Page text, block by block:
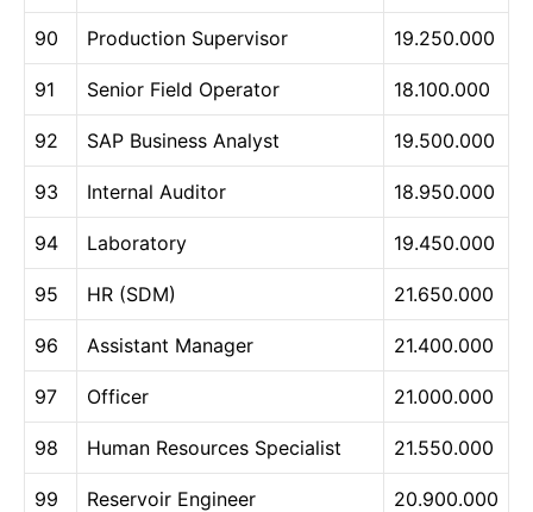
90 Production Supervisor 19.250.000
91 Senior Field Operator 18.100.000
92 SAP Business Analyst 19.500.000
93 Internal Auditor 18.950.000
94 Laboratory 19.450.000
95 HR (SDM) 21.650.000
96 Assistant Manager 21.400.000
97 Officer 21.000.000
98 Human Resources Specialist 21.550.000
99 Reservoir Engineer 20.900.000